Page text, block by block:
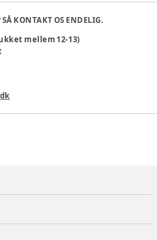
KONTAKT OS ENDELIG.
mellem 12-13)